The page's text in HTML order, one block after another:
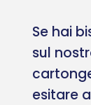
Se hai
sul
esitare